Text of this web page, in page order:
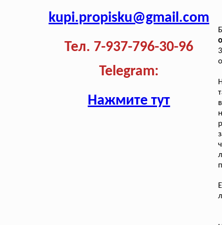
kupi.propisku@gmail.com
Тел. 7-937-796-30-96
Telegram:
Нажмите тут